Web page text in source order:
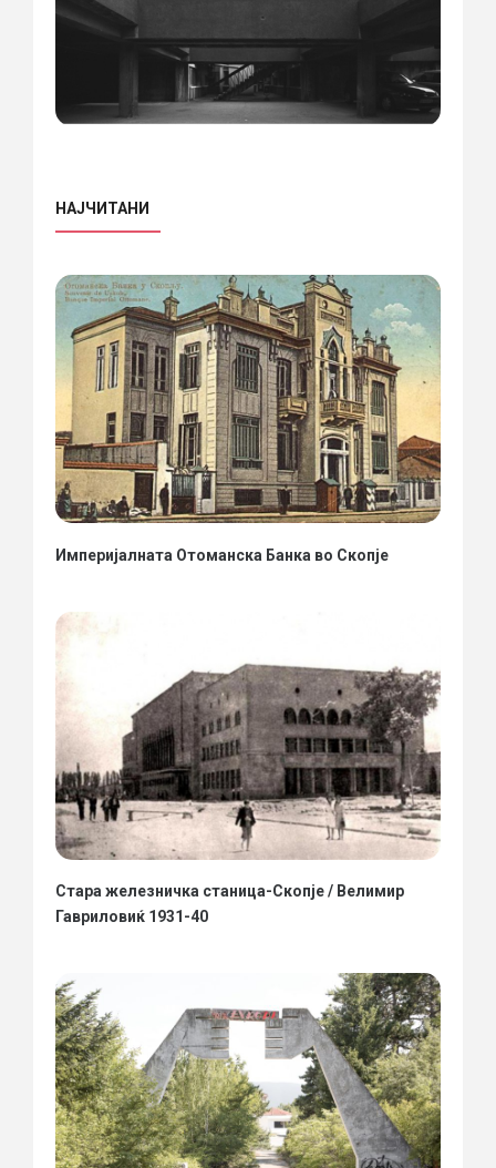
НАЈЧИТАНИ
Империјалната Отоманска Банка во Скопје
Стара железничка станица-Скопје / Велимир
Гавриловиќ 1931-40